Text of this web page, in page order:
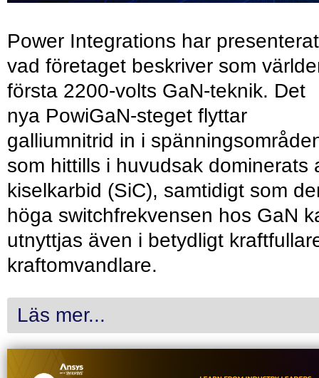
Power Integrations har presenterat
vad företaget beskriver som
första 2200-volts GaN-teknik. Det
nya PowiGaN-steget flyttar
galliumnitrid in i
som hittills i huvudsak dominerats
kiselkarbid (SiC), samtidigt som
höga switchfrekvensen hos GaN
utnyttjas även i betydligt
kraftomvandlare.
Läs mer...